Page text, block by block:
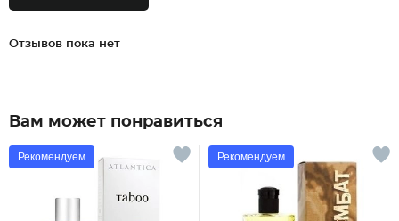
Отзывов пока нет
Вам может понравиться
Рекомендуем Рекомендуем